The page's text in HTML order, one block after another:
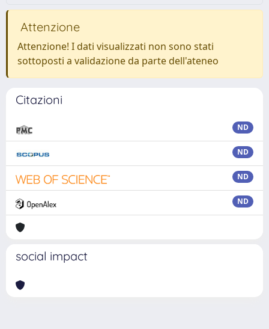
Attenzione
Attenzione! I dati visualizzati non sono stati
sottoposti a validazione da parte dell'ateneo
Citazioni
ND
ND
ND
ND
social impact